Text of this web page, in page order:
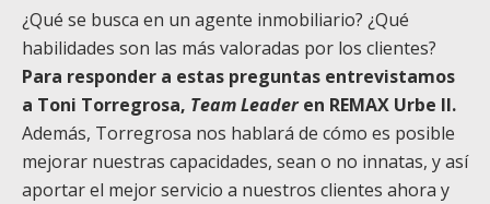
¿Qué se busca en un agente inmobiliario? ¿Qué
habilidades son las más valoradas por los clientes?
Para responder a estas preguntas entrevistamos
a Toni Torregrosa, Team Leaderen REMAX Urbe II.
Además, Torregrosa nos hablará de cómo es posible
mejorar nuestras capacidades, sean o no innatas, y así
aportar el mejor servicio a nuestros clientes ahora y